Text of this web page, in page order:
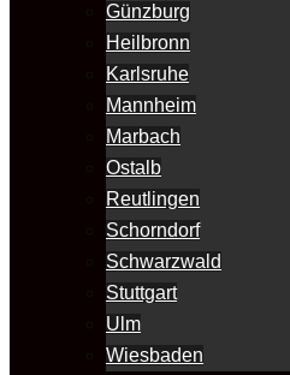
Günzburg
Heilbronn
Karlsruhe
Mannheim
Marbach
Ostalb
Reutlingen
Schorndorf
Schwarzwald
Stuttgart
Ulm
Wiesbaden